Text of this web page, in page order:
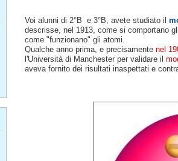
Voi alunni di 2°B e 3°B, avete studiato il
descrisse, nel 1913, come si comportano
come "funzionano" gli atomi.
Qualche anno prima, e precisamente nel
l'Università di Manchester per validare il
aveva fornito dei risultati inaspettati e